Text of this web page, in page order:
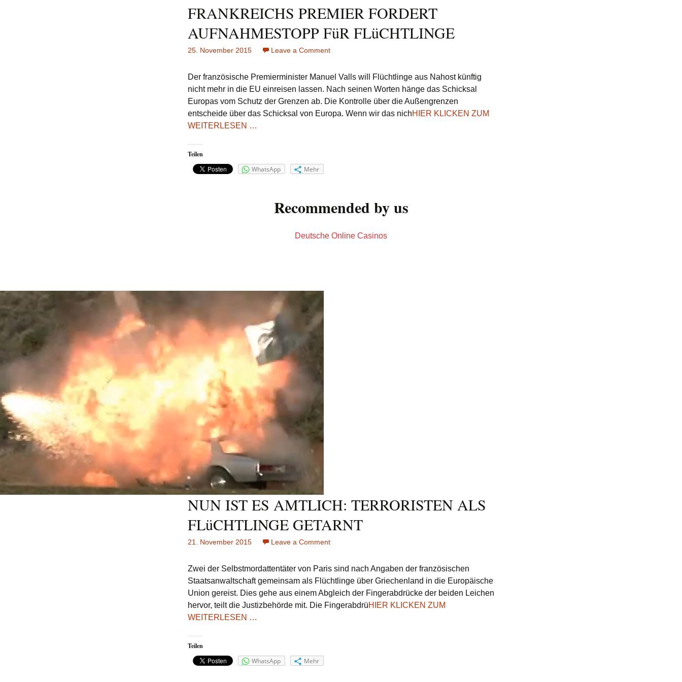
FRANKREICHS PREMIER FORDERT
AUFNAHMESTOPP FüR FLüCHTLINGE
25. November 2015 Leave a Comment
FORDERT
AUFNAHMESTOPP
FüR
FLüCHTLINGE
Der französische Premierminister Manuel Valls will Flüchtlinge aus Nahost künftig
nicht mehr in die EU einreisen lassen. Nach seinen Worten hänge das Schicksal
Europas vom Schutz der Grenzen ab. Die Kontrolle über die Außengrenzen
entscheide über das Schicksal von Europa. Wenn wir das nichHIER KLICKEN ZUM
WEITERLESEN …
Teilen
WhatsApp
Mehr
Recommended by us
Deutsche Online Casinos
NUN IST ES AMTLICH: TERRORISTEN ALS
FLüCHTLINGE GETARNT
21. November 2015 Leave a Comment
ES
AMTLICH:
TERRORISTEN
ALS
Zwei der Selbstmordattentäter von Paris sind nach Angaben der französischen
Staatsanwaltschaft gemeinsam als Flüchtlinge über Griechenland in die Europäische
Union gereist. Dies gehe aus einem Abgleich der Fingerabdrücke der beiden Leichen
hervor, teilt die Justizbehörde mit. Die FingerabdrüHIER KLICKEN ZUM
WEITERLESEN …
Teilen
WhatsApp
Mehr